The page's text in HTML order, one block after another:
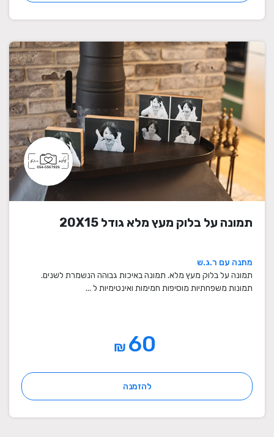
תמונה על בלוק מעץ מלא גודל 20X15
מתנה עם ר.ג.ש
תמונה על בלוק מעץ מלא. תמונה באיכות גבוהה הנשמרת לשנים.
תמונות משפחתיות מוסיפות חמימות ואינטימיות ל ...
₪
להזמנה